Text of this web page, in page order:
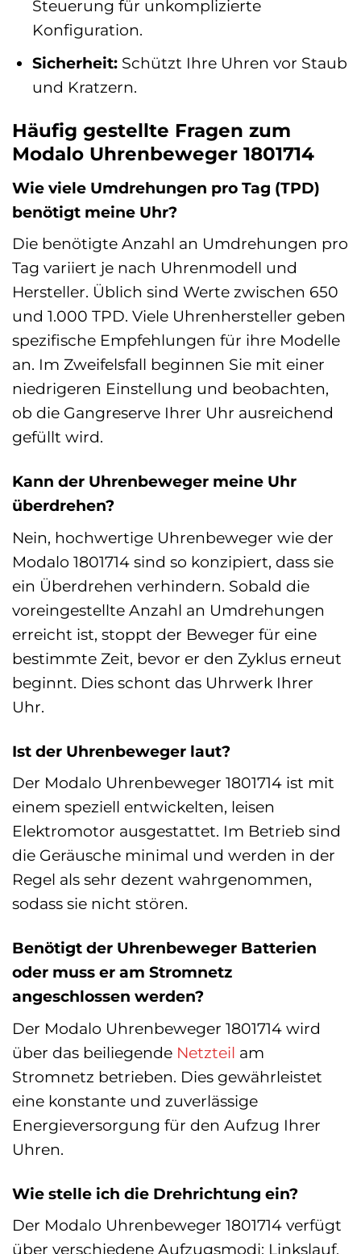
Steuerung für unkomplizierte
Konfiguration.
Sicherheit:Schützt Ihre Uhren vor Staub
und Kratzern.
Häufig gestellte Fragen zum
Modalo Uhrenbeweger 1801714
Wie viele Umdrehungen pro Tag (TPD)
benötigt meine Uhr?
Die benötigte Anzahl an Umdrehungen pro
Tag variiert je nach Uhrenmodell und
Hersteller. Üblich sind Werte zwischen 650
und 1.000 TPD. Viele Uhrenhersteller geben
spezifische Empfehlungen für ihre Modelle
an. Im Zweifelsfall beginnen Sie mit einer
niedrigeren Einstellung und beobachten,
ob die Gangreserve Ihrer Uhr ausreichend
gefüllt wird.
Kann der Uhrenbeweger meine Uhr
überdrehen?
Nein, hochwertige Uhrenbeweger wie der
Modalo 1801714 sind so konzipiert, dass sie
ein Überdrehen verhindern. Sobald die
voreingestellte Anzahl an Umdrehungen
erreicht ist, stoppt der Beweger für eine
bestimmte Zeit, bevor er den Zyklus erneut
beginnt. Dies schont das Uhrwerk Ihrer
Uhr.
Ist der Uhrenbeweger laut?
Der Modalo Uhrenbeweger 1801714 ist mit
einem speziell entwickelten, leisen
Elektromotor ausgestattet. Im Betrieb sind
die Geräusche minimal und werden in der
Regel als sehr dezent wahrgenommen,
sodass sie nicht stören.
Benötigt der Uhrenbeweger Batterien
oder muss er am Stromnetz
angeschlossen werden?
Der Modalo Uhrenbeweger 1801714 wird
über das beiliegende Netzteil am
Stromnetz betrieben. Dies gewährleistet
eine konstante und zuverlässige
Energieversorgung für den Aufzug Ihrer
Uhren.
Wie stelle ich die Drehrichtung ein?
Der Modalo Uhrenbeweger 1801714 verfügt
über verschiedene Aufzugsmodi: Linkslauf,